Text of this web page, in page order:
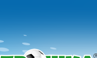
R